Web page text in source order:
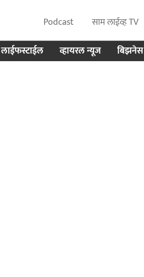
Podcast साम लाईव्ह TV
लाईफस्टाईल व्हायरल न्यूज बिझनेस